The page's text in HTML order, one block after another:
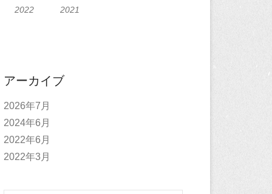
2022
2021
アーカイブ
2026年7月
2024年6月
2022年6月
2022年3月